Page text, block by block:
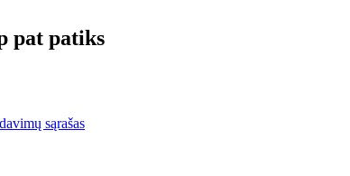
pat patiks
sąrašas